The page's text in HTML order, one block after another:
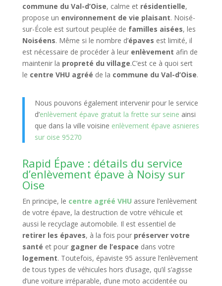
commune du Val-d’Oise, calme et résidentielle,
propose un environnement de vie plaisant. Noisé-
sur-École est surtout peuplée de familles aisées, les
Noiséens. Même si le nombre d’épaves est limité, il
est nécessaire de procéder à leur enlèvement afin de
maintenir la propreté du village.C’est ce à quoi sert
le centre VHU agréé de la commune du Val-d’Oise.
Nous pouvons également intervenir pour le service
d’enlèvement épave gratuit la frette sur seine ainsi
que dans la ville voisine enlèvement épave asnieres
sur oise 95270
Rapid Épave : détails du service
d’enlèvement épave à Noisy sur
Oise
En principe, le centre agréé VHU assure l’enlèvement
de votre épave, la destruction de votre véhicule et
aussi le recyclage automobile. Il est essentiel de
retirer les épaves, à la fois pour préserver votre
santé et pour gagner de l’espace dans votre
logement. Toutefois, épaviste 95 assure l’enlèvement
de tous types de véhicules hors d’usage, qu’il s’agisse
d’une voiture irréparable, d’une moto accidentée ou